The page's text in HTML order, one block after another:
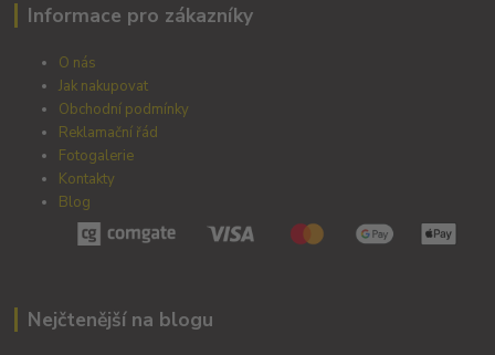
Informace pro zákazníky
O nás
Jak nakupovat
Obchodní podmínky
Reklamační řád
Fotogalerie
Kontakty
Blog
Nejčtenější na blogu